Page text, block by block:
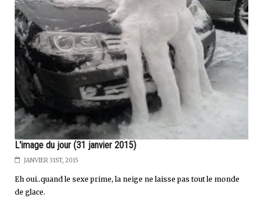
L'image du jour (31 janvier 2015)
JANVIER 31ST, 2015
Eh oui..quand le sexe prime, la neige ne laisse pas tout le monde
de glace.